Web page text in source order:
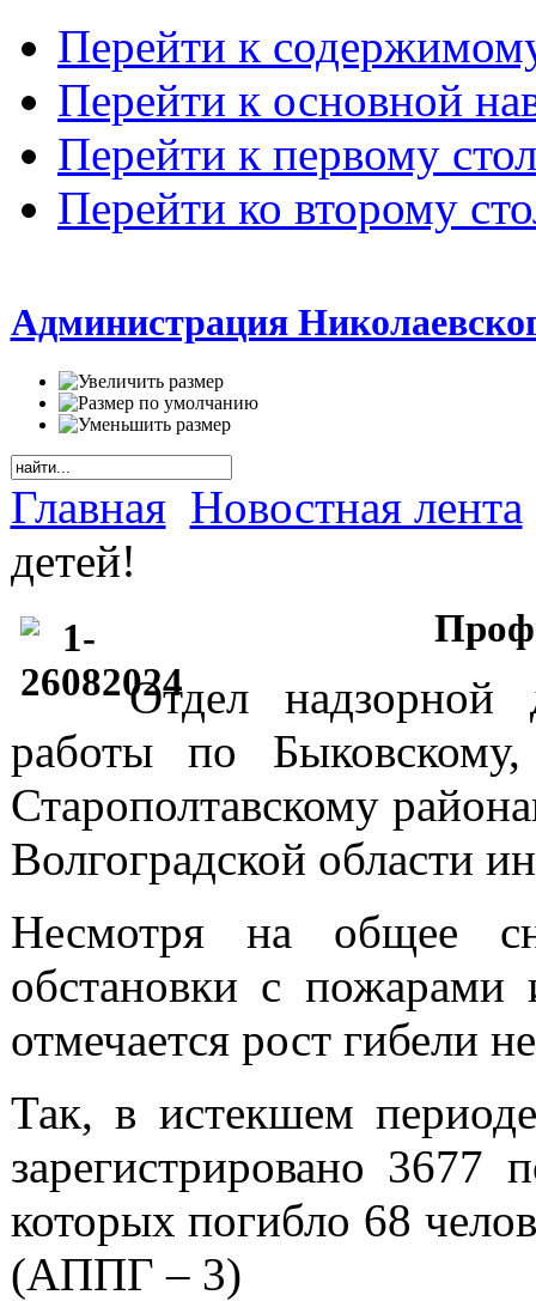
Перейти к
Перейти к основной
Перейти к первому
Перейти ко второму
Администрация
Главная Новостная лента
детей!
Отдел надзорной
работы по
Старополтавскому
Волгоградской области
Несмотря на общее
обстановки с пожарами
отмечается рост гибели
Так, в истекшем
зарегистрировано
которых погибло 68
(АППГ – 3)